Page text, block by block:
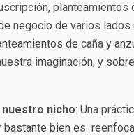
planteamientos
negocio de varios lados
de caña y
imaginación, y
nicho: Una
bastante bien es